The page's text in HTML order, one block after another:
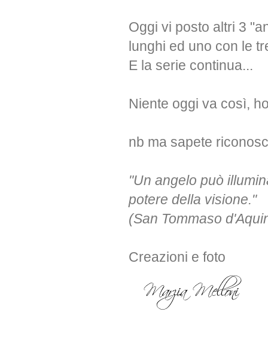
Oggi vi posto altri 3
lunghi ed uno con le
E la serie continua...
Niente oggi va così,
nb ma sapete
"Un angelo può
potere della visione."
(San Tommaso
Creazioni e foto